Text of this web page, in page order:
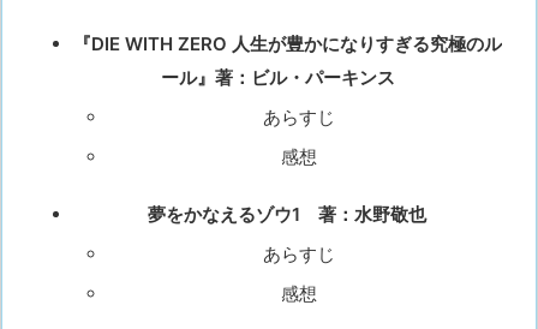
『DIE WITH ZERO 人生が豊かになりすぎる究極のル
ール』著：ビル・パーキンス
あらすじ
感想
夢をかなえるゾウ1 著：水野敬也
あらすじ
感想